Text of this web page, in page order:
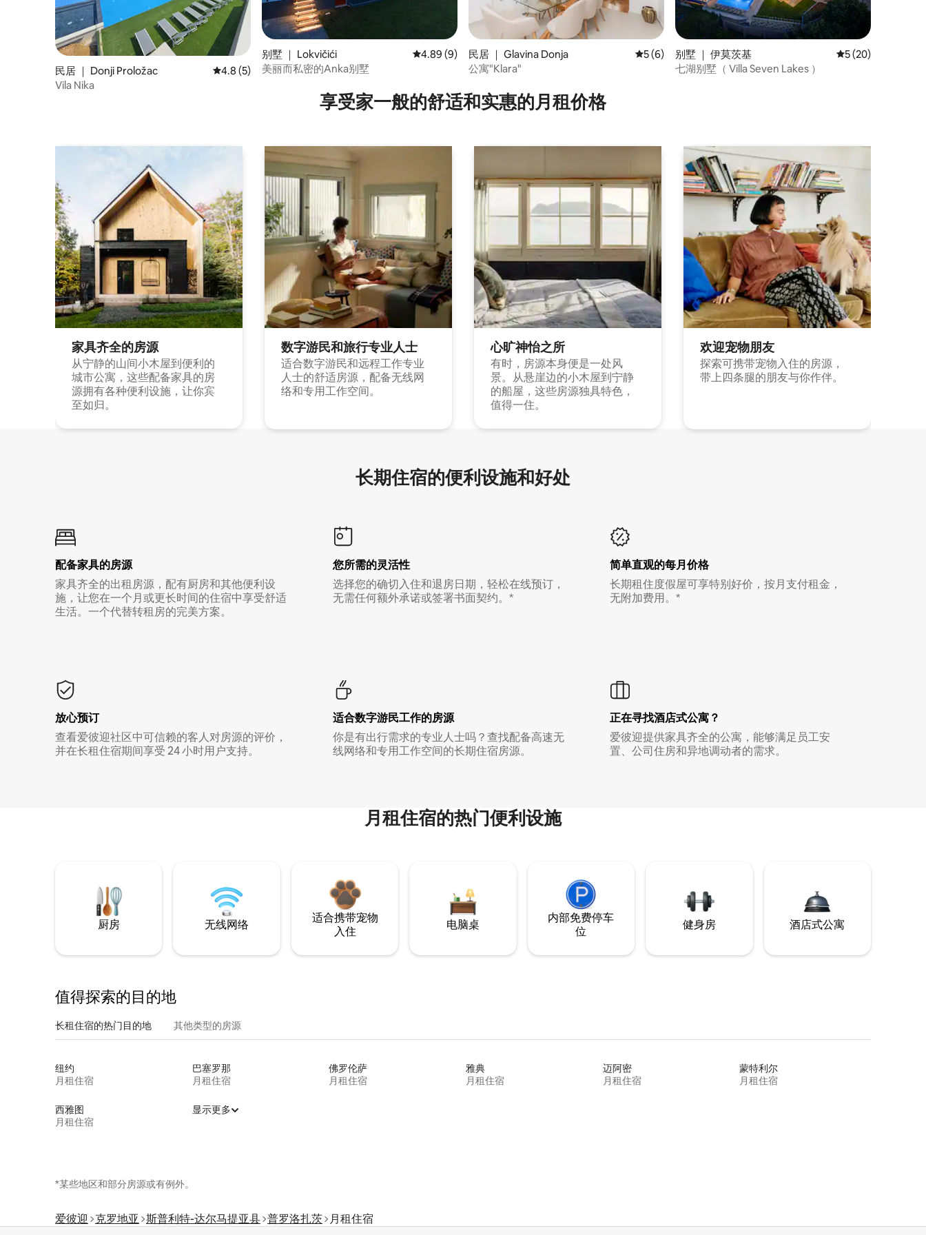
民居 ｜ Donji Proložac 平均评分 4.8 分（满分 5 分），共 5 条评价
4.8 (5)
Vila Nika
别墅 ｜ Lokvičići 平均评分 4.89 分（满分 5 分），共 9 条评价
4.89 (9)
美丽而私密的Anka别墅
民居 ｜ Glavina Donja 平均评分 5 分（满分 5 分），共 6 条评价
5 (6)
公寓"Klara"
别墅 ｜ 伊莫茨基 平均评分 5 分（满
5 (20)
七湖别墅（ Villa Seven Lakes ）
享受家一般的舒适和实惠的月租价格
家具齐全的房源
从宁静的山间小木屋到便利的
城市公寓，这些配备家具的房
源拥有各种便利设施，让你宾
至如归。
数字游民和旅行专业人士
适合数字游民和远程工作专业
人士的舒适房源，配备无线网
络和专用工作空间。
心旷神怡之所
有时，房源本身便是一处风
景。从悬崖边的小木屋到宁静
的船屋，这些房源独具特色，
值得一住。
欢迎宠物朋友
探索可携带宠物入住的房源，
带上四条腿的朋友与你作伴。
长期住宿的便利设施和好处
配备家具的房源
家具齐全的出租房源，配有厨房和其他便利设
施，让您在一个月或更长时间的住宿中享受舒适
生活。一个代替转租房的完美方案。
您所需的灵活性
选择您的确切入住和退房日期，轻松在线预订，
无需任何额外承诺或签署书面契约。*
简单直观的每月价格
长期租住度假屋可享特别好价，按月支付租金，
无附加费用。*
放心预订
查看爱彼迎社区中可信赖的客人对房源的评价，
并在长租住宿期间享受 24 小时用户支持。
适合数字游民工作的房源
你是有出行需求的专业人士吗？查找配备高速无
线网络和专用工作空间的长期住宿房源。
正在寻找酒店式公寓？
爱彼迎提供家具齐全的公寓，能够满足员工安
置、公司住房和异地调动者的需求。
月租住宿的热门便利设施
厨房 无线网络
适合携带宠物
入住
电脑桌
内部免费停车
位
健身房 酒店式公寓
值得探索的目的地
长租住宿的热门目的地 其他类型的房源
纽约
月租住宿
巴塞罗那
月租住宿
佛罗伦萨
月租住宿
雅典
月租住宿
迈阿密
月租住宿
蒙特利尔
月租住宿
西雅图
月租住宿
显示更多
*某些地区和部分房源或有例外。
爱彼迎 克罗地亚 斯普利特-达尔马提亚县 普罗洛扎茨 月租住宿